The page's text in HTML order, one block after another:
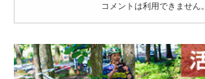
コメントは利用できません。